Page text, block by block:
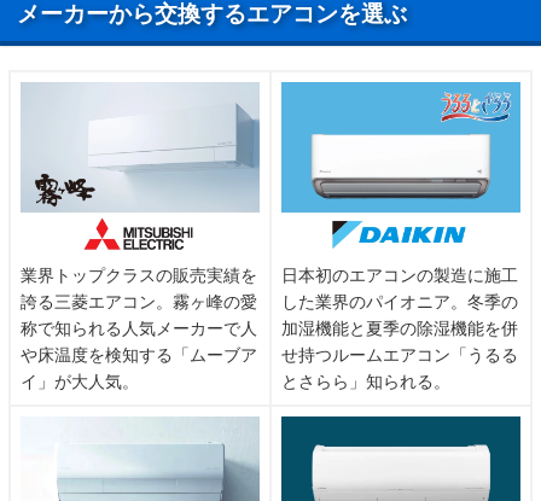
メーカーから交換するエアコンを選ぶ
業界トップクラスの販売実績を
誇る三菱エアコン。霧ヶ峰の愛
称で知られる人気メーカーで人
や床温度を検知する「ムーブア
イ」が大人気。
日本初のエアコンの製造に施工
した業界のパイオニア。冬季の
加湿機能と夏季の除湿機能を併
せ持つルームエアコン「うるる
とさらら」知られる。